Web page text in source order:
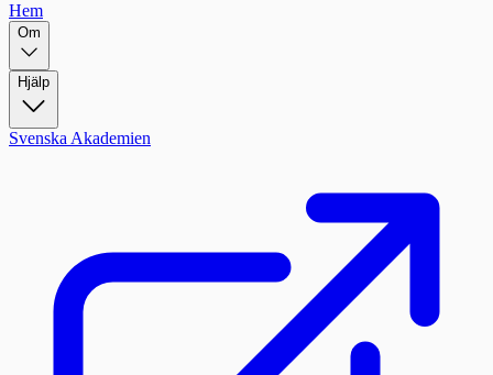
Hem
Om
Hjälp
Svenska Akademien